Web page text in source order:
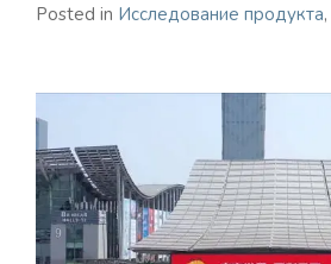
Posted in Исследование продукта,